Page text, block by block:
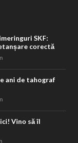
SKF:
corectă
ani de tahograf
Vino să îl